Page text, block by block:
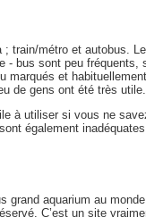
; train/métro et autobus.
- bus sont peu
marqués et
de gens ont été très utile.
à utiliser si vous ne
également
grand aquarium au
C’est un site